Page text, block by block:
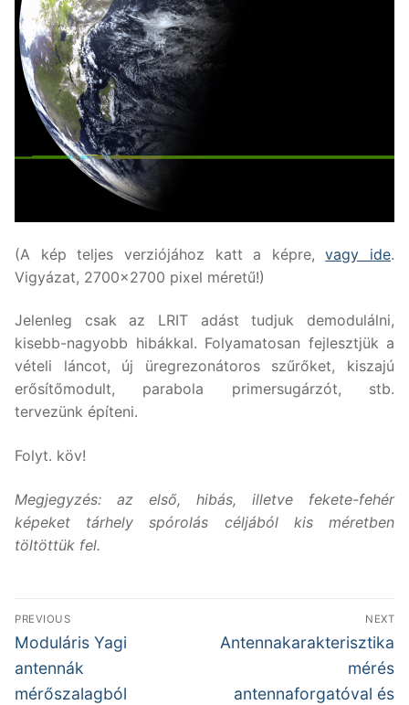
(A kép teljes verziójához katt a képre,vagy ide.
Vigyázat, 2700×2700 pixel méretű!)
Jelenleg csak az LRIT adást tudjuk demodulálni,
kisebb-nagyobb hibákkal. Folyamatosan fejlesztjük a
vételi láncot, új üregrezonátoros szűrőket, kiszajú
erősítőmodult, parabola primersugárzót, stb.
tervezünk építeni.
Folyt. köv!
Megjegyzés: az első, hibás, illetve fekete-fehér
képeket tárhely spórolás céljából kis méretben
töltöttük fel.
Bejegyzés
navigáció
PREVIOUS
Previous
post:
Moduláris Yagi
antennák
mérőszalagból
NEXT
Next
Antennakarakterisztika
mérés
antennaforgatóval és